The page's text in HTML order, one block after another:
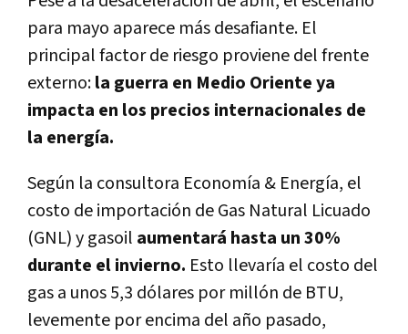
para mayo aparece más desafiante. El
principal factor de riesgo proviene del frente
externo:la guerra en Medio Oriente ya
impacta en los precios internacionales de
la energía.
Según la consultora Economía & Energía, el
costo de importación de Gas Natural Licuado
(GNL) y gasoil aumentará hasta un 30%
durante el invierno. Esto llevaría el costo del
gas a unos 5,3 dólares por millón de BTU,
levemente por encima del año pasado,